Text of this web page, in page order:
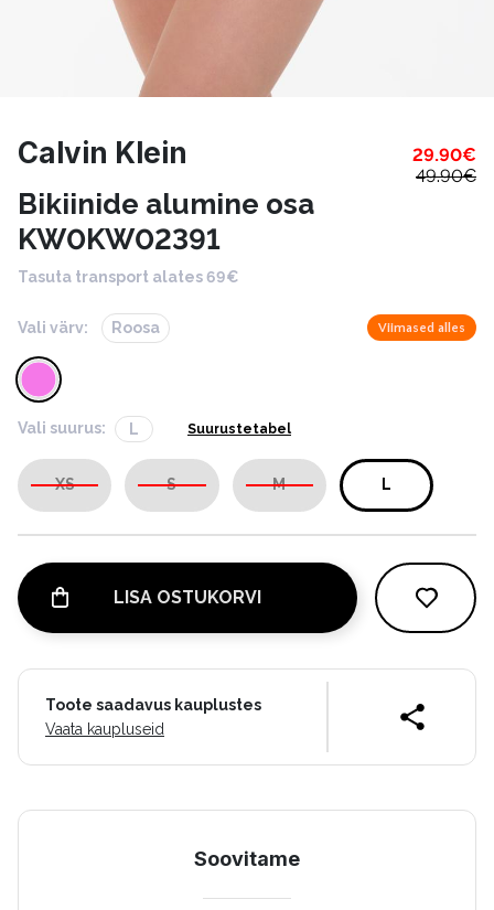
Calvin Klein 29.90€
49.90€
Bikiinide alumine osa
KW0KW02391
Tasuta transport alates 69€
Vali värv: Roosa Viimased alles
Vali suurus: L Suurustetabel
XS S M L
LISA OSTUKORVI
Toote saadavus kauplustes
Vaata kaupluseid
Soovitame